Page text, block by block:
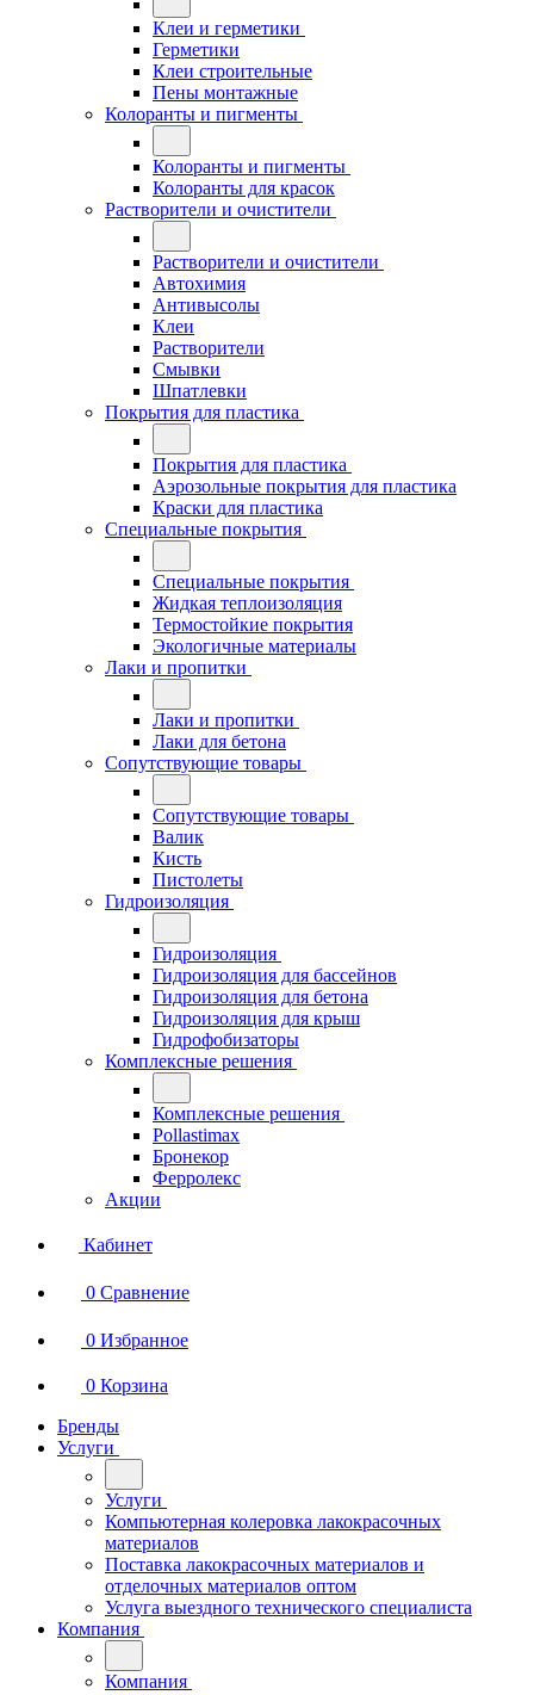
Клеи и герметики
Герметики
Клеи строительные
Пены монтажные
Колоранты и пигменты
Колоранты и пигменты
Колоранты для красок
Растворители и очистители
Растворители и очистители
Автохимия
Антивысолы
Клеи
Растворители
Смывки
Шпатлевки
Покрытия для пластика
Покрытия для пластика
Аэрозольные покрытия для пластика
Краски для пластика
Специальные покрытия
Специальные покрытия
Жидкая теплоизоляция
Термостойкие покрытия
Экологичные материалы
Лаки и пропитки
Лаки и пропитки
Лаки для бетона
Сопутствующие товары
Сопутствующие товары
Валик
Кисть
Пистолеты
Гидроизоляция
Гидроизоляция
Гидроизоляция для бассейнов
Гидроизоляция для бетона
Гидроизоляция для крыш
Гидрофобизаторы
Комплексные решения
Комплексные решения
Pollastimax
Бронекор
Ферролекс
Акции
Кабинет
0 Сравнение
0 Избранное
0 Корзина
Бренды
Услуги
Услуги
Компьютерная колеровка лакокрасочных
материалов
Поставка лакокрасочных материалов и
отделочных материалов оптом
Услуга выездного технического специалиста
Компания
Компания